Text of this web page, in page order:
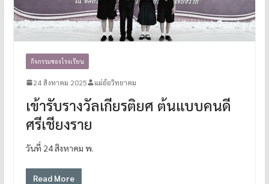
กิจกรรมของโรงเรียน
24 สิงหาคม 2025 แม่อ้อวิทยาคม
เข้ารับรางวัลเกียรติยศ ต้นแบบคนดี
ศรีเชียงราย
วันที่ 24 สิงหาคม พ.
Read More